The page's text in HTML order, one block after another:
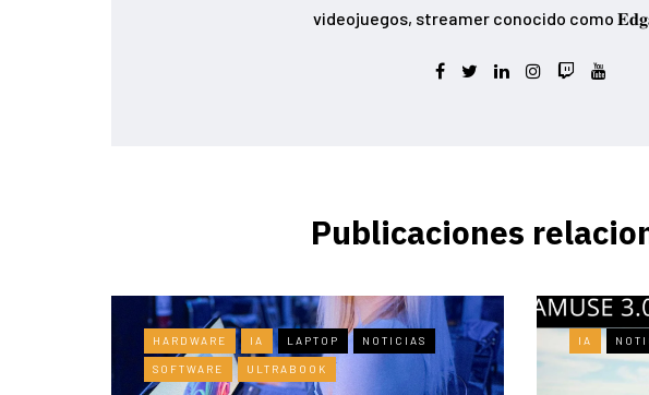
videojuegos, streamer conocido como
Publicaciones
HARDWARE IA LAPTOP NOTICIAS
SOFTWARE ULTRABOOK
IA